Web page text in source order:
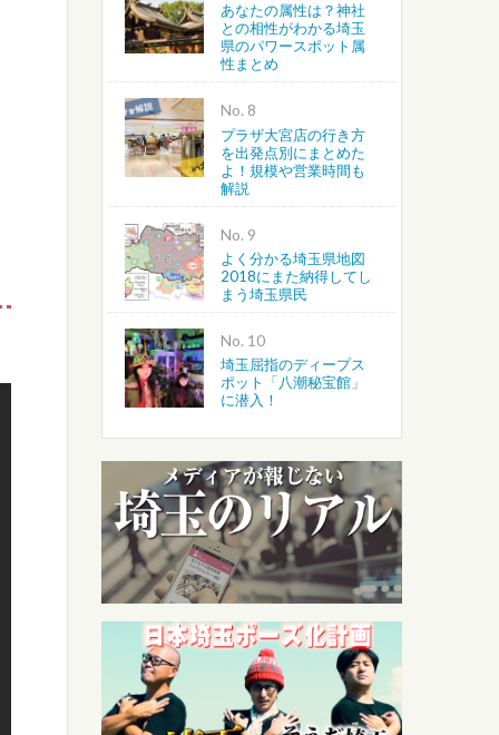
あなたの属性は？神社
との相性がわかる埼玉
県のパワースポット属
性まとめ
No.
プラザ大宮店の行き方
を出発点別にまとめた
よ！規模や営業時間も
解説
No.
よく分かる埼玉県地図
2018にまた納得してし
まう埼玉県民
No.
埼玉屈指のディープス
ポット「八潮秘宝館」
に潜入！